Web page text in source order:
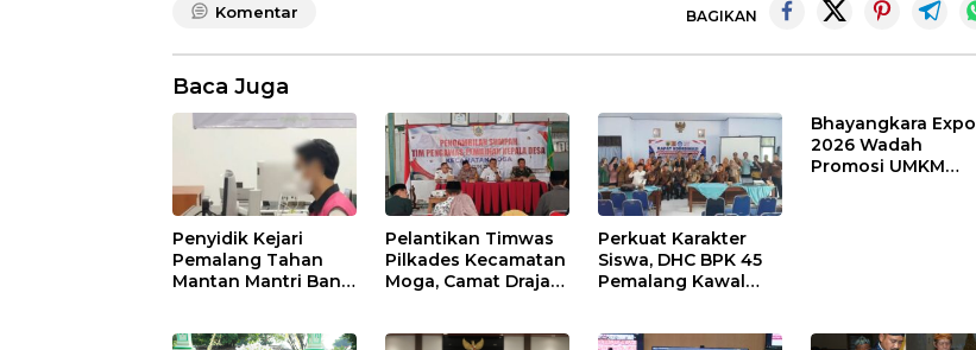
Komentar BAGIKAN
Baca Juga
Penyidik Kejari
Pemalang Tahan
Mantan Mantri Bank
Pelantikan Timwas
Pilkades Kecamatan
Moga, Camat Drajat
Perkuat Karakter
Siswa, DHC BPK 45
Pemalang Kawal
di Petarukan
Bhayangkara Expo
2026 Wadah
Promosi UMKM